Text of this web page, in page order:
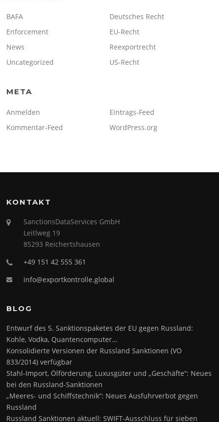
BAFA
Deutsches Recht
Enforcement
EU-Recht
News
Reexportrecht
Uncategorized
US-Recht
META
Anmelden
Eintrags-Feed
Kommentar-Feed
WordPress.org
KONTAKT
SanctionsDataServices GmbH
Leitlweg 19
85293 Reichertshausen
+49 151 42 555 361
info@exportkontrolle.global
BLOG
Entwurf des 5. Sanktionspaketes der EU gegen Russland:
Kohle, Vodka, Quantencomputer…
Konsolidierte Versionen der Russland Sanktionen (VO
833/2014) verfügbar
Stahl-Import, Ölförderung, Luxusgüter und „Geschäfte“: Neues
bei den Russland-Sanktionen
„Meeres- und Schiffstechnik“: Neues Ausfuhrverbot gegen
Russland
Russland Sanktionen aktuell: SWIFT-Ausschluss für sieben